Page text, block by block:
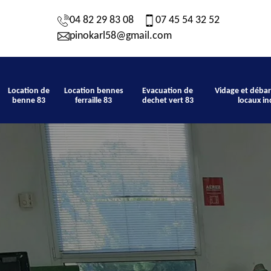
04 82 29 83 08
07 45 54 32 52
pinokarl58@gmail.com
Location de
benne 83
Location bennes
ferraille 83
Evacuation de
dechet vert 83
Vidage et
locaux